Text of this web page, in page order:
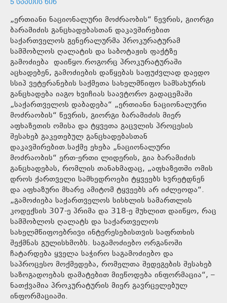
„ერთიანი ნაციონალური მოძრაობის“ წევრის, გიორგი
ბარამიძის განცხადებასთან დაკავშირებით
საქართველოს გენერალურმა პროკურატურამ
სამშობლოს ღალატის და საბოტაჟის ფაქტზე
გამოძიება დაიწყო.როგორც პროკურატურაში
აცხადებენ, გამოძიების დაწყებას საფუძვლად დაედო
სსიპ ვეტერანების საქმეთა სახელმწიფო სამსახურის
განცხადება იაგო ხვიჩიას საავტორო გადაცემაში
„საქართველოს დაბადება“ „ერთიანი ნაციონალური
მოძრაობის“ წევრის, გიორგი ბარამიძის მიერ
აფხაზეთის ომისა და ტყვეთა გაცვლის პროცესის
შესახებ გაკეთებულ განცხადებასთან
დაკავშირებით.საქმე ეხება „ნაციონალური
მოძრაობის“ ერთ-ერთი ლიდერის, გია ბარამიძის
განცხადებას, რომლის თანახმადაც, „აფხაზეთში ომის
დროს ქართველი სამხედროები ტყვეებს ხვრეტდნენ
და აფხაზური მხარე ამიტომ ტყვეებს არ იძლეოდა“.
„გამოძიება საქართველოს სისხლის სამართლის
კოდექსის 307-ე პრიმა და 318-ე მუხლით დაიწყო, რაც
სამშობლოს ღალატს და საქართველოს
სახელმწიფოებრივი ინტერესებისთვის საფრთხის
შექმნას გულისხმობს. საგამოძიებო ორგანოში
ჩატარდება ყველა საჭირო საგამოძიებო და
საპროცესო მოქმედება, რომელთა შედეგების შესახებ
საზოგადოებას დამატებით მიეწოდება ინფორმაცია“, –
ნათქვამია პროკურატურის მიერ გავრცელებულ
ინფორმაციაში.